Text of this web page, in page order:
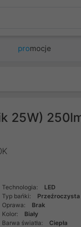
promocje
25W)
Technologia:
LED
Typ bańki:
Przeźroczysta
Oprawa:
Brak
Kolor:
Biały
Barwa światła:
Ciepła